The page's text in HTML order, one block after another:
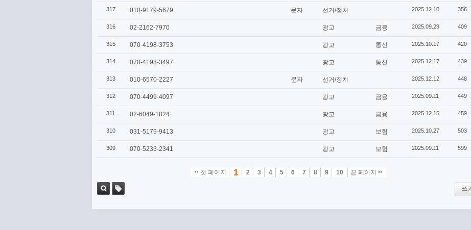
317 010-9179-5679 문자 선거/정치 2025.12.10 356
316 02-2162-7970 광고 금융 2025.09.29 409
315 070-4198-3753 광고 통신 2025.10.17 420
314 070-4198-3497 광고 통신 2025.12.17 439
313 010-6570-2227 문자 선거/정치 2025.12.12 448
312 070-4499-4097 광고 금융 2025.09.11 449
311 02-6049-1824 광고 금융 2025.12.15 459
310 031-5179-9413 광고 보험 2025.10.27 503
309 070-5233-2341 광고 보험 2025.09.11 599
첫 페이지 1 2 3 4 5 6 7 8 9 10 끝 페이지
쓰기